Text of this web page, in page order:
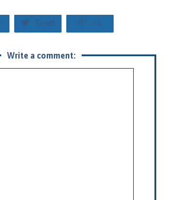
 Tweet  +1
Write a comment: